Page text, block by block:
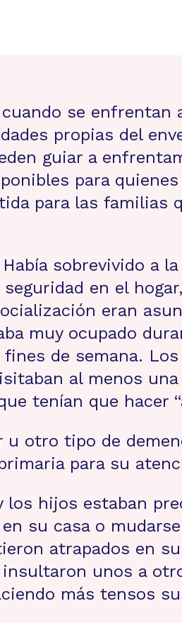
se enfrentan
propias del
guiar a
para
para las familias
sobrevivido a
en el
eran
muy ocupado
de semana.
al menos
tenían que hacer
u otro tipo de
para su
los hijos estaban
su casa o
atrapados en
unos a
más tensos